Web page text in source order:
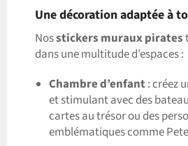
Une décoration adaptée à
Nosstickers muraux pirates
dans une multitude d’espaces :
Chambre d’enfant : créez
et stimulant avec des
cartes au trésor ou des
emblématiques comme